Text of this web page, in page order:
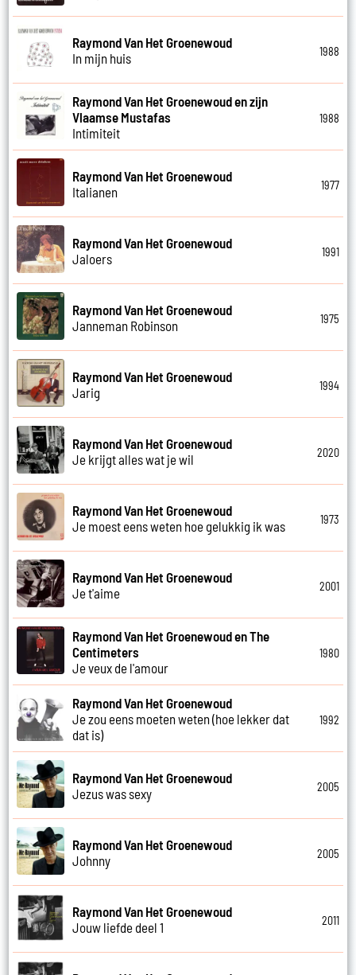
Raymond Van Het Groenewoud
In mijn huis
1988
Raymond Van Het Groenewoud en zijn
Vlaamse Mustafas
Intimiteit
1988
Raymond Van Het Groenewoud
Italianen
1977
Raymond Van Het Groenewoud
Jaloers
1991
Raymond Van Het Groenewoud
Janneman Robinson
1975
Raymond Van Het Groenewoud
Jarig
1994
Raymond Van Het Groenewoud
Je krijgt alles wat je wil
2020
Raymond Van Het Groenewoud
Je moest eens weten hoe gelukkig ik was
1973
Raymond Van Het Groenewoud
Je t'aime
2001
Raymond Van Het Groenewoud en The
Centimeters
Je veux de l'amour
1980
Raymond Van Het Groenewoud
Je zou eens moeten weten (hoe lekker dat
dat is)
1992
Raymond Van Het Groenewoud
Jezus was sexy
2005
Raymond Van Het Groenewoud
Johnny
2005
Raymond Van Het Groenewoud
Jouw liefde deel 1
2011